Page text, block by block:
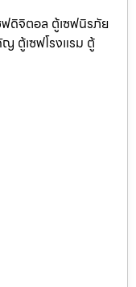
ดิจิตอล ตู้เซฟนิรภัย
ญ ตู้เซฟโรงแรม ตู้